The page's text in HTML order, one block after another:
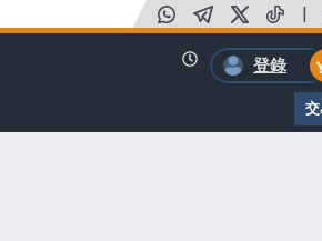
|
登錄